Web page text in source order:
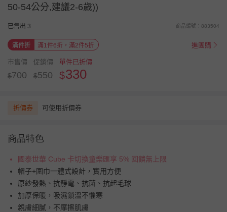
50-54公分,建議2-6歲))
已售出 3 商品編號：883504
滿件折 滿1件6折，滿2件5折 進團購
市售價
$700
促銷價
$550
單件已折價
$330
折價券 可使用折價券
商品特色
國泰世華 Cube 卡切換童樂匯享 5% 回饋無上限
帽子+圍巾一體式設計，實用方便
原紗發熱、抗靜電、抗菌、抗起毛球
加厚保暖，吸濕鎖溫不懼寒
親膚細膩，不摩擦肌膚